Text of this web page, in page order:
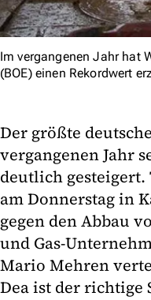
Im vergangenen Jahr hat
(BOE) einen Rekordwert
Der größte
vergangenen Jahr
deutlich gesteigert.
am Donnerstag in
gegen den Abbau
und Gas-
Mario Mehren
Dea ist der